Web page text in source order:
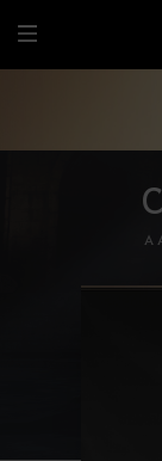
T
u
A